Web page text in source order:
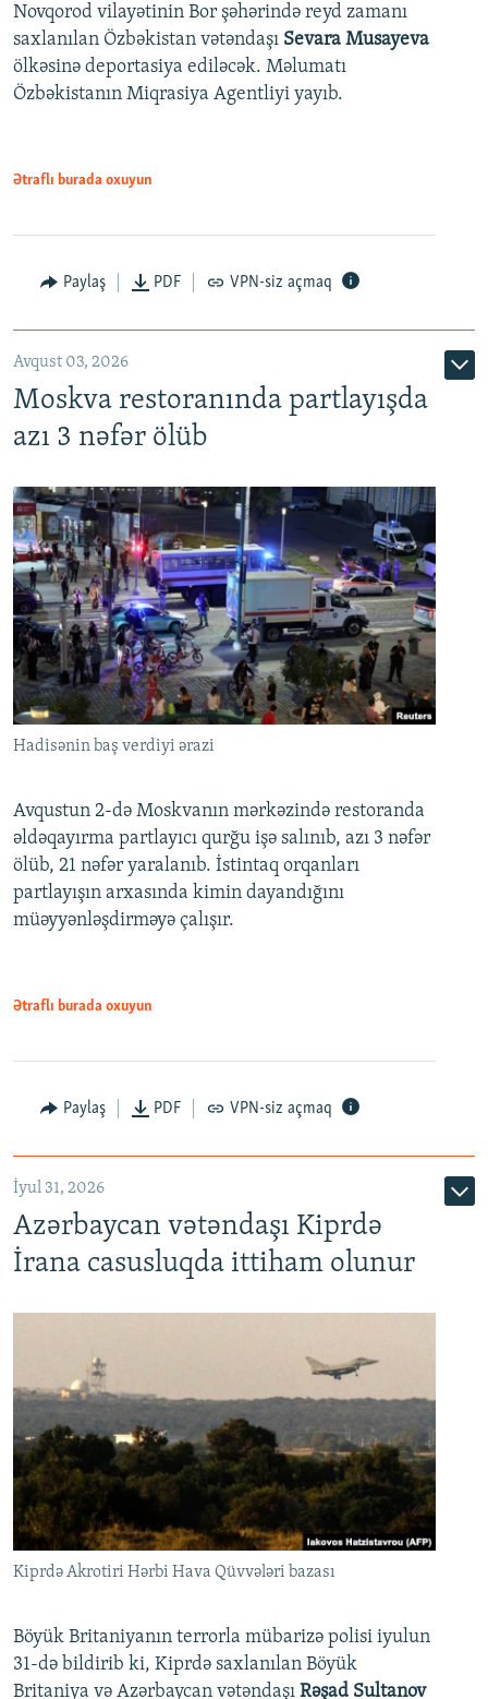
Novqorod vilayətinin Bor şəhərində reyd zamanı
saxlanılan Özbəkistan vətəndaşı Sevara Musayeva
ölkəsinə deportasiya ediləcək. Məlumatı
Özbəkistanın Miqrasiya Agentliyi yayıb.
Ətraflı burada oxuyun
Paylaş PDF VPN-siz açmaq
Avqust 03, 2026
Moskva restoranında partlayışda
azı 3 nəfər ölüb
Hadisənin baş verdiyi ərazi
Avqustun 2-də Moskvanın mərkəzində restoranda
əldəqayırma partlayıcı qurğu işə salınıb, azı 3 nəfər
ölüb, 21 nəfər yaralanıb. İstintaq orqanları
partlayışın arxasında kimin dayandığını
müəyyənləşdirməyə çalışır.
Ətraflı burada oxuyun
Paylaş PDF VPN-siz açmaq
İyul 31, 2026
Azərbaycan vətəndaşı Kiprdə
İrana casusluqda ittiham olunur
Kiprdə Akrotiri Hərbi Hava Qüvvələri bazası
Böyük Britaniyanın terrorla mübarizə polisi iyulun
31-də bildirib ki, Kiprdə saxlanılan Böyük
Britaniya və Azərbaycan vətəndaşı Rəşad Sultanov